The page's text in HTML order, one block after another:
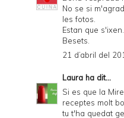
No se si
les fotos.
Estan que
Besets.
21 d’abril del
Laura ha dit...
Si es que la
receptes molt
tu t'ha quedat